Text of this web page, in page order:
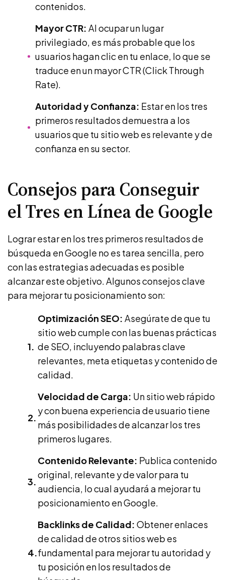
contenidos.
Mayor CTR: Al ocupar un lugar
privilegiado, es más probable que los
usuarios hagan clic en tu enlace, lo que se
traduce en un mayor CTR (Click Through
Rate).
Autoridad y Confianza: Estar en los tres
primeros resultados demuestra a los
usuarios que tu sitio web es relevante y de
confianza en su sector.
Consejos para Conseguir
el Tres en Línea de Google
Lograr estar en los tres primeros resultados de
búsqueda en Google no es tarea sencilla, pero
con las estrategias adecuadas es posible
alcanzar este objetivo. Algunos consejos clave
para mejorar tu posicionamiento son:
Optimización SEO: Asegúrate de que tu
sitio web cumple con las buenas prácticas
de SEO, incluyendo palabras clave
relevantes, meta etiquetas y contenido de
calidad.
Velocidad de Carga: Un sitio web rápido
y con buena experiencia de usuario tiene
más posibilidades de alcanzar los tres
primeros lugares.
Contenido Relevante: Publica contenido
original, relevante y de valor para tu
audiencia, lo cual ayudará a mejorar tu
posicionamiento en Google.
Backlinks de Calidad: Obtener enlaces
de calidad de otros sitios web es
fundamental para mejorar tu autoridad y
tu posición en los resultados de